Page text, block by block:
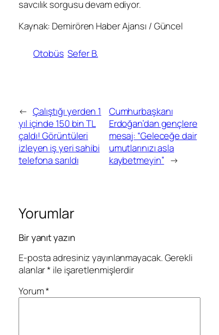
savcılık sorgusu devam ediyor.
Kaynak: Demirören Haber Ajansı / Güncel
Otobüs Sefer B.
← Çalıştığı yerden 1
yıl içinde 150 bin TL
çaldı! Görüntüleri
izleyen iş yeri sahibi
telefona sarıldı
Cumhurbaşkanı
Erdoğan’dan gençlere
mesaj: “Geleceğe dair
umutlarınızı asla
kaybetmeyin” →
Yorumlar
Bir yanıt yazın
E-posta adresiniz yayınlanmayacak.Gerekli
alanlar* ile işaretlenmişlerdir
Yorum*